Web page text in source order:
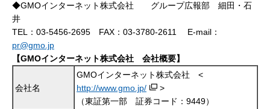
◆GMOインターネット株式会社 グループ広報部 細田・石
井
TEL：03-5456-2695 FAX：03-3780-2611 E-mail：
pr@gmo.jp
【GMOインターネット株式会社 会社概要】
会社名
GMOインターネット株式会社 <
http://www.gmo.jp/
>
（東証第一部 証券コード：9449）